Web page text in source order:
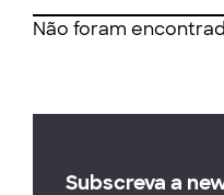
Não foram
Subscreva a